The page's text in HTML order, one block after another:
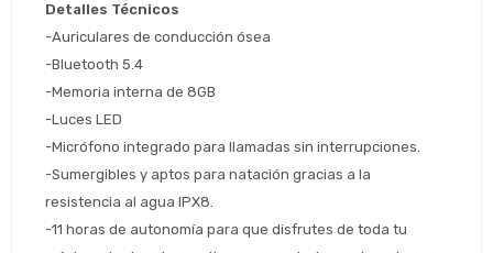
Detalles Técnicos
-Auriculares de conducción ósea
-Bluetooth 5.4
-Memoria interna de 8GB
-Luces LED
-Micrófono integrado para llamadas sin interrupciones.
-Sumergibles y aptos para natación gracias a la
resistencia al agua IPX8.
-11 horas de autonomía para que disfrutes de toda tu
Comprá ahora y Pagá
Después, hasta en 12
cuotas y sin tocar tu
tarjeta de crédito
Cédula de identidad
Celular
¡Tenés hasta
para comprar en las cuotas
que prefieras!
Parece que no tenes oferta, lamentamos
¡Algo salió mal!